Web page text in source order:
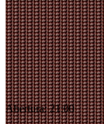
Abertura:21:00